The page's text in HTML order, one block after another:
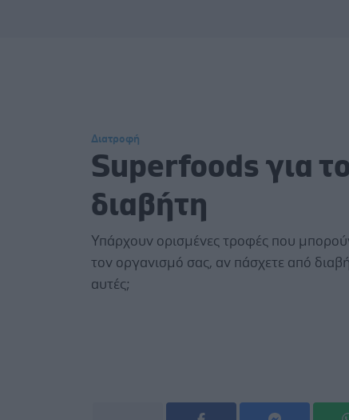
Διατροφή
Superfoods για
διαβήτη
Υπάρχουν ορισμένες τροφές που
τον οργανισμό σας, αν πάσχετε από
αυτές;